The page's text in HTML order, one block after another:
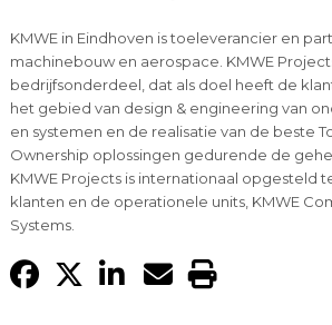
KMWE in Eindhoven is toeleverancier en
machinebouw en aerospace. KMWE
bedrijfsonderdeel, dat als doel heeft de
het gebied van design & engineering van
en systemen en de realisatie van de beste
Ownership oplossingen gedurende de
KMWE Projects is internationaal opgesteld
klanten en de operationele units, KMWE
Systems.